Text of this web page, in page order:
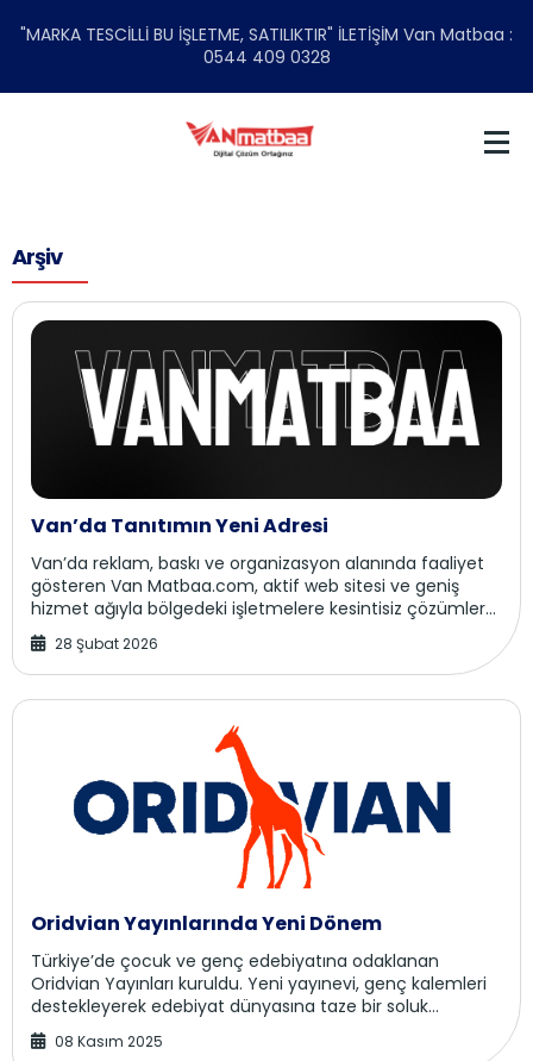
"MARKA TESCİLLİ BU İŞLETME, SATILIKTIR" İLETİŞİM Van Matbaa :
0544 409 0328
Arşiv
Van’da Tanıtımın Yeni Adresi
Van’da reklam, baskı ve organizasyon alanında faaliyet
gösteren Van Matbaa.com, aktif web sitesi ve geniş
hizmet ağıyla bölgedeki işletmelere kesintisiz çözümler
sunmaya devam ediyor. Siteye erişimin ...
28 Şubat 2026
Oridvian Yayınlarında Yeni Dönem
Türkiye’de çocuk ve genç edebiyatına odaklanan
Oridvian Yayınları kuruldu. Yeni yayınevi, genç kalemleri
destekleyerek edebiyat dünyasına taze bir soluk
getiriyor. Türkiye’nin kültür ve edebiyat dünya...
08 Kasım 2025